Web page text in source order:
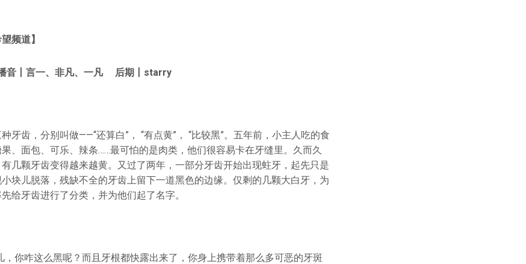
频道】
音丨言一、非凡、一凡 后期丨starry
牙齿，分别叫做——“还算白”， “有点黄”， “比较黑”。五年前，小主人吃的食
、面包、可乐、辣条……最可怕的是肉类，他们很容易卡在牙缝里。久而久
几颗牙齿变得越来越黄。又过了两年，一部分牙齿开始出现蛀牙，起先只是
块儿脱落，残缺不全的牙齿上留下一道黑色的边缘。仅剩的几颗大白牙，为
给牙齿进行了分类，并为他们起了名字。
，你咋这么黑呢？而且牙根都快露出来了，你身上携带着那么多可恶的牙斑